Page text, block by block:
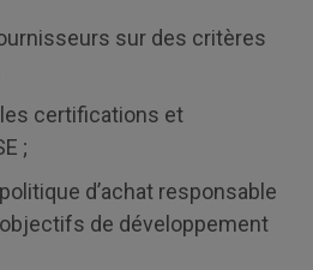
sur des critères
certifications et
;
d’achat responsable
de développement